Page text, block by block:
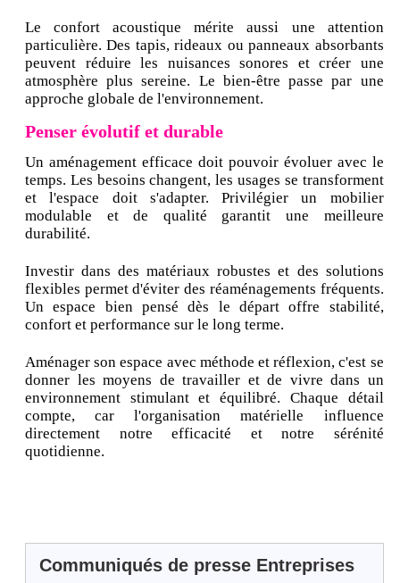
Le confort acoustique mérite aussi une attention
particulière. Des tapis, rideaux ou panneaux absorbants
peuvent réduire les nuisances sonores et créer une
atmosphère plus sereine. Le bien-être passe par une
approche globale de l'environnement.
Penser évolutif et durable
Un aménagement efficace doit pouvoir évoluer avec le
temps. Les besoins changent, les usages se transforment
et l'espace doit s'adapter. Privilégier un mobilier
modulable et de qualité garantit une meilleure
durabilité.
Investir dans des matériaux robustes et des solutions
flexibles permet d'éviter des réaménagements fréquents.
Un espace bien pensé dès le départ offre stabilité,
confort et performance sur le long terme.
Aménager son espace avec méthode et réflexion, c'est se
donner les moyens de travailler et de vivre dans un
environnement stimulant et équilibré. Chaque détail
compte, car l'organisation matérielle influence
directement notre efficacité et notre sérénité
quotidienne.
Communiqués de presse Entreprises